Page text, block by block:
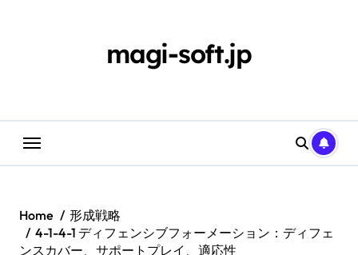
magi-soft.jp
Home
形成戦略
4-1-4-1 ディフェンシブフォーメーション：ディフェ
ンスカバー、サポートプレイ、適応性